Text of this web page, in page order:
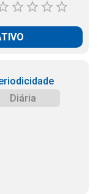
Diária